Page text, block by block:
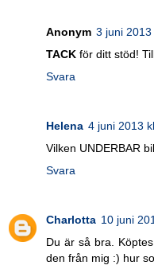
Anonym 3 juni
TACK för ditt stöd!
Svara
Helena 4 juni 2013
Vilken UNDERBAR
Svara
Charlotta 10 juni
Du är så bra.
den från mig :) hur